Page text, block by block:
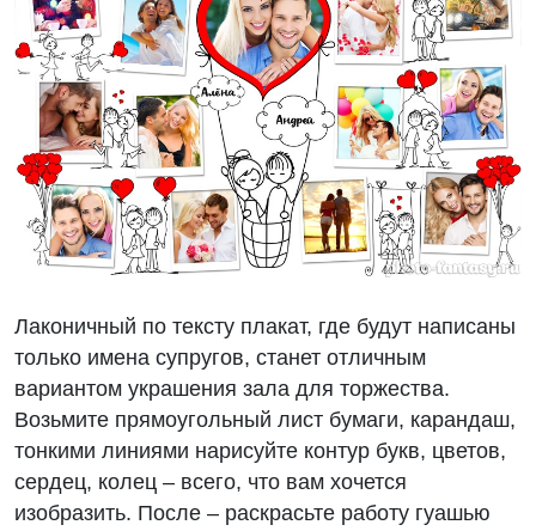
Лаконичный по тексту плакат, где будут написаны
только имена супругов, станет отличным
вариантом украшения зала для торжества.
Возьмите прямоугольный лист бумаги, карандаш,
тонкими линиями нарисуйте контур букв, цветов,
сердец, колец – всего, что вам хочется
изобразить. После – раскрасьте работу гуашью